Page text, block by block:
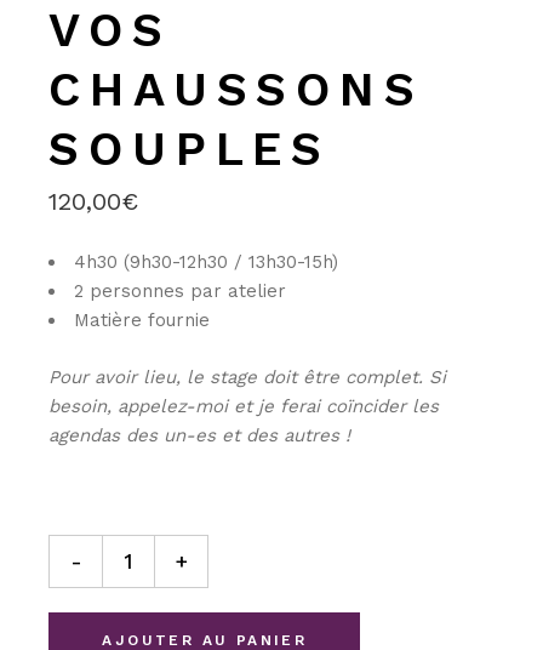
VOS
CHAUSSONS
SOUPLES
120,00€
4h30 (9h30-12h30 / 13h30-15h)
2 personnes par atelier
Matière fournie
Pour avoir lieu, le stage doit être complet. Si
besoin, appelez-moi et je ferai coïncider les
agendas des un-es et des autres !
Stage cuir – Réalisez vos chaussons souples quantity
- +
AJOUTER AU PANIER